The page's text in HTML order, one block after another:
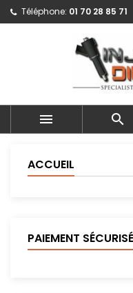
Téléphone: 01 70 28 85 71
 
ACCUEIL
PAIEMENT SÉCURISÉ